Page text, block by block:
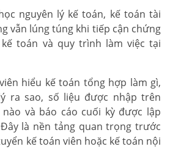
nguyên lý kế toán, kế toán tài
vẫn lúng túng khi tiếp cận chứng
toán và quy trình làm việc tại
hiểu kế toán tổng hợp làm gì,
ra sao, số liệu được nhập trên
và báo cáo cuối kỳ được lập
là nền tảng quan trọng trước
kế toán viên hoặc kế toán nội